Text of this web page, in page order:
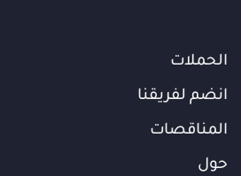
الحملات
انضم لفريقنا
المناقصات
حول